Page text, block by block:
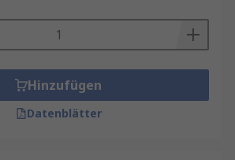
Hinzufügen
Datenblätter